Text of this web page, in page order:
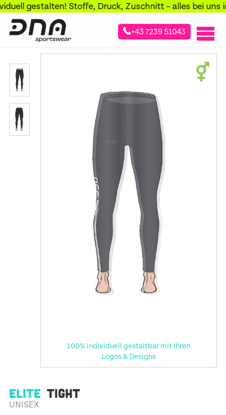
gestalten! Stoffe, Druck, Zuschnitt – alles bei uns im
+43 7239 51043
»
100% individuell gestaltbar mit Ihren
Logos & Designs
ELITE TIGHT
UNISEX